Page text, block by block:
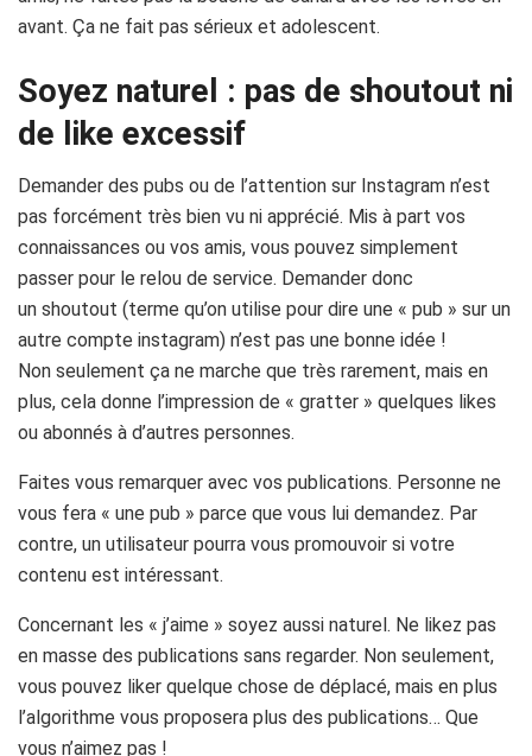
avant. Ça ne fait pas sérieux et adolescent.
Soyez naturel : pas de shoutout ni
de like excessif
Demander des pubs ou de l’attention sur Instagram n’est
pas forcément très bien vu ni apprécié. Mis à part vos
connaissances ou vos amis, vous pouvez simplement
passer pour le relou de service. Demander donc
un shoutout (terme qu’on utilise pour dire une « pub » sur un
autre compte instagram) n’est pas une bonne idée !
Non seulement ça ne marche que très rarement, mais en
plus, cela donne l’impression de « gratter » quelques likes
ou abonnés à d’autres personnes.
Faites vous remarquer avec vos publications. Personne ne
vous fera « une pub » parce que vous lui demandez. Par
contre, un utilisateur pourra vous promouvoir si votre
contenu est intéressant.
Concernant les « j’aime » soyez aussi naturel. Ne likez pas
en masse des publications sans regarder. Non seulement,
vous pouvez liker quelque chose de déplacé, mais en plus
l’algorithme vous proposera plus des publications… Que
vous n’aimez pas !